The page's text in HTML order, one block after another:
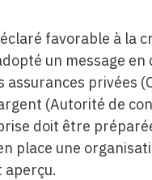
favorable à la
un message
assurances
(Autorité de
doit être
place une
aperçu.